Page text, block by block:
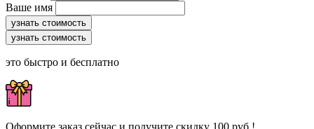
Ваше имя
узнать стоимость
узнать стоимость
это быстро и бесплатно